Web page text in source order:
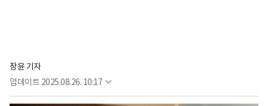
장윤 기자
업데이트 2025.08.26. 10:17